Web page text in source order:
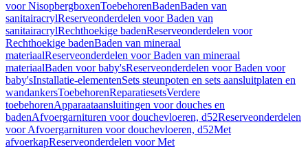
voor NisopbergboxenToebehorenBadenBaden van
sanitairacrylReserveonderdelen voor Baden van
sanitairacrylRechthoekige badenReserveonderdelen voor
Rechthoekige badenBaden van mineraal
materiaalReserveonderdelen voor Baden van mineraal
materiaalBaden voor baby'sReserveonderdelen voor Baden voor
baby'sInstallatie-elementenSets steunpoten en sets aansluitplaten en
wandankersToebehorenReparatiesetsVerdere
toebehorenApparaataansluitingen voor douches en
badenAfvoergarnituren voor douchevloeren, d52Reserveonderdelen
voor Afvoergarnituren voor douchevloeren, d52Met
afvoerkapReserveonderdelen voor Met